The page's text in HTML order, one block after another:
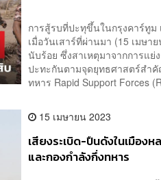
การสู้รบที่ปะทุขึ้นในกรุงคาร์ทูม
เมื่อวันเสาร์ที่ผ่านมา (15 เมษา
นับร้อย ซึ่งสาเหตุมาจากการแ
ปะทะกันตามจุดยุทธศาสตร์สำ
ทหาร Rapid Support Forces
15 เมษายน 2023
เสียงระเบิด-ปืนดังในเมือง
และกองกำลังกึ่งทหาร